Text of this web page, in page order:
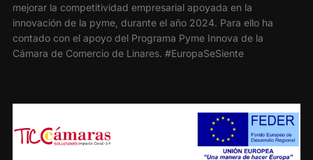
mejorar la competitividad empresarial apoyada en la
innovación de la pyme, durante el año 2024. Para ello ha
contado con el apoyo del Programa Pyme Innova de la
Cámara de Comercio de Linares. #EuropaSeSiente